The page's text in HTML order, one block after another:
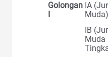
Golongan IA
Muda)
IB
Muda